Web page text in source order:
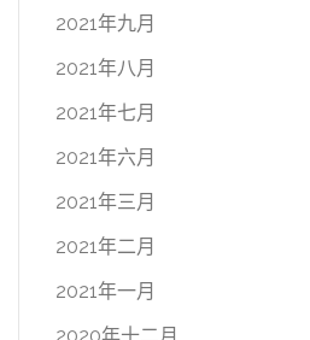
2021年九月
2021年八月
2021年七月
2021年六月
2021年三月
2021年二月
2021年一月